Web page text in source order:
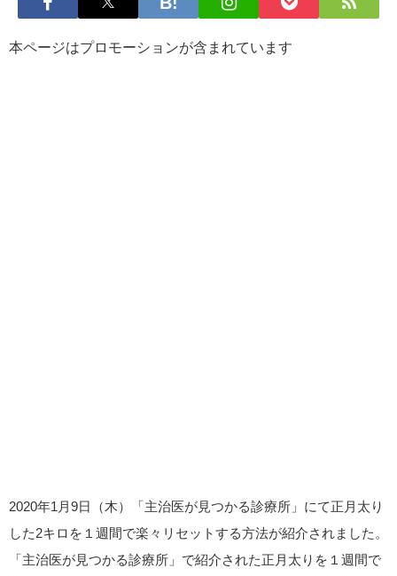
本ページはプロモーションが含まれています
2020年1月9日（木）「主治医が見つかる診療所」にて正月太り
した2キロを１週間で楽々リセットする方法が紹介されました。
「主治医が見つかる診療所」で紹介された正月太りを１週間で